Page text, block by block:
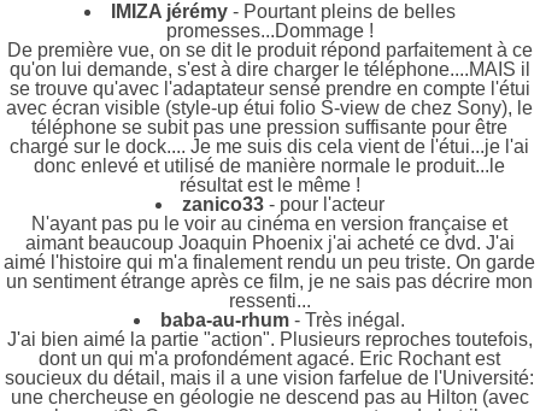
IMIZA jérémy- Pourtant pleins de belles
promesses...Dommage !
De première vue, on se dit le produit répond parfaitement à ce
qu'on lui demande, s'est à dire charger le téléphone....MAIS il
se trouve qu'avec l'adaptateur sensé prendre en compte l'étui
avec écran visible (style-up étui folio S-view de chez Sony), le
téléphone se subit pas une pression suffisante pour être
chargé sur le dock.... Je me suis dis cela vient de l'étui...je l'ai
donc enlevé et utilisé de manière normale le produit...le
résultat est le même !
zanico33- pour l'acteur
N'ayant pas pu le voir au cinéma en version française et
aimant beaucoup Joaquin Phoenix j'ai acheté ce dvd. J'ai
aimé l'histoire qui m'a finalement rendu un peu triste. On garde
un sentiment étrange après ce film, je ne sais pas décrire mon
ressenti...
baba-au-rhum - Très inégal.
J'ai bien aimé la partie "action". Plusieurs reproches toutefois,
dont un qui m'a profondément agacé. Eric Rochant est
soucieux du détail, mais il a une vision farfelue de l'Université:
une chercheuse en géologie ne descend pas au Hilton (avec